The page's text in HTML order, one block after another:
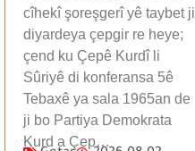
cîhekî şoreşgerî yê taybet ji
diyardeya çepgir re heye;
çend ku Çepê Kurdî li
Sûriyê di konferansa 5ê
Tebaxê ya sala 1965an de
ji bo Partiya Demokrata
Kurd a Çep…